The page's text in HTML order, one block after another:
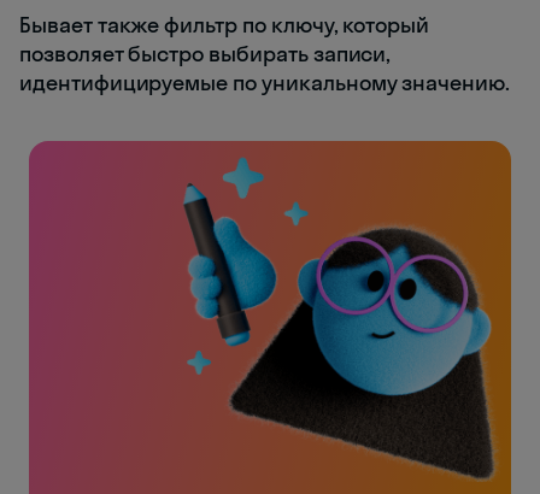
Бывает также фильтр по ключу, который
позволяет быстро выбирать записи,
идентифицируемые по уникальному значению.